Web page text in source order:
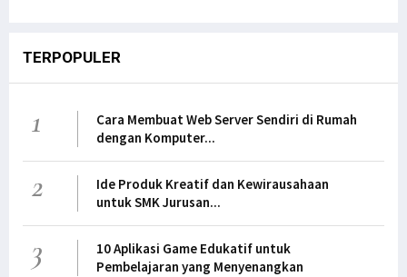
TERPOPULER
1
Cara Membuat Web Server Sendiri di Rumah
dengan Komputer...
2
Ide Produk Kreatif dan Kewirausahaan
untuk SMK Jurusan...
3
10 Aplikasi Game Edukatif untuk
Pembelajaran yang Menyenangkan